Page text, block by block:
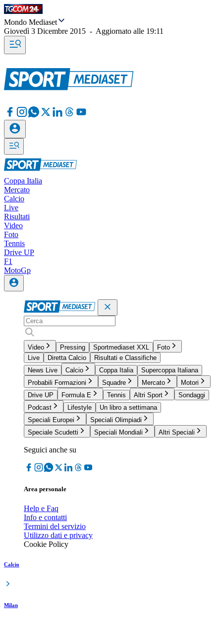
Mondo Mediaset
Giovedì 3 Dicembre 2015 - Aggiornato alle 19:11
Coppa Italia
Mercato
Calcio
Live
Risultati
Video
Foto
Tennis
Drive UP
F1
MotoGp
Video Pressing Sportmediaset XXL
Foto
Live
Diretta Calcio
Risultati e Classifiche
News Live
Calcio Coppa Italia
Supercoppa Italiana
Probabili Formazioni
Squadre Mercato
Motori
Drive UP
Formula E Tennis Altri Sport
Sondaggi
Podcast
Lifestyle
Un libro a settimana
Speciali Europei
Speciali Olimpiadi
Speciale Scudetti
Speciali Mondiali Altri Speciali
Seguici anche su
Area personale
Help e Faq
Info e contatti
Termini del servizio
Utilizzo dati e privacy
Cookie Policy
Calcio
Milan